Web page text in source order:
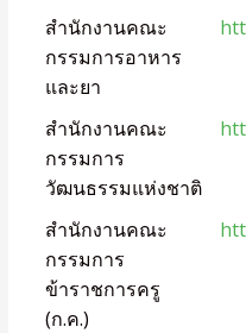
สำนักงานคณะ
กรรมการอาหาร
และยา
สำนักงานคณะ
กรรมการ
วัฒนธรรมแห่งชาติ
สำนักงานคณะ
กรรมการ
ข้าราชการครู
(ก.ค.)